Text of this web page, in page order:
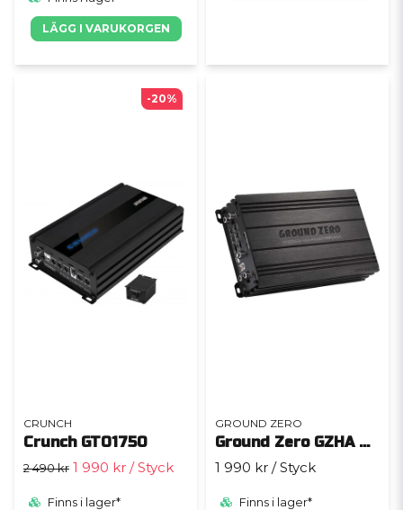
LÄGG I VARUKORGEN
CRUNCH
Crunch GTO1750
2 490 kr 1 990 kr / Styck
Finns i lager*
-20%
GROUND ZERO
Ground Zero GZHA MINI ONE
1 990 kr / Styck
Finns i lager*